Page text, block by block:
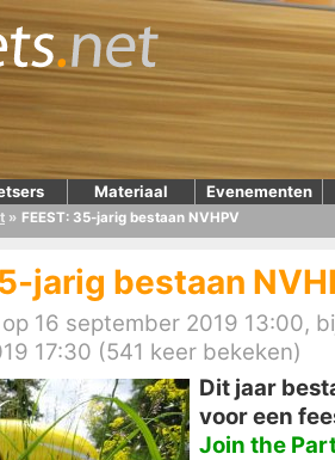
Materiaal Evenementen
» FEEST: 35-jarig bestaan NVHPV
jarig bestaan
16 september 2019 13:00,
17:30 (541 keer bekeken)
Dit jaar
voor een
Join the